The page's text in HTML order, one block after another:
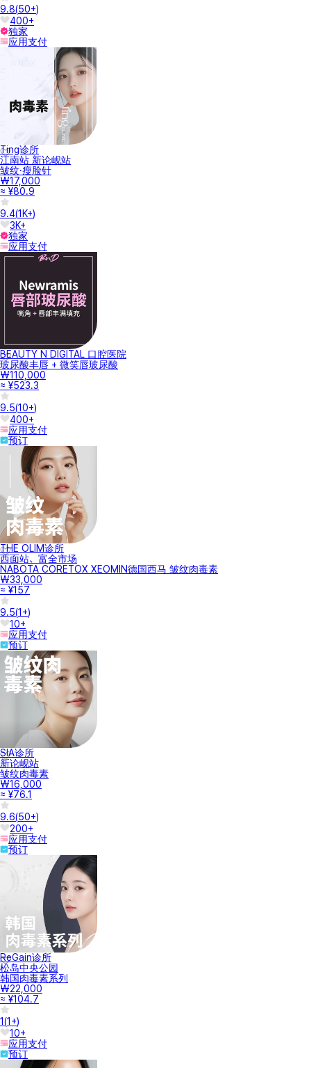
9.8(50+)
400+
独家
应用支付
Ting诊所
江南站 新论岘站
皱纹·瘦脸针
₩17,000
≈ ¥80.9
9.4(1K+)
3K+
独家
应用支付
BEAUTY N DIGITAL 口腔医院
玻尿酸丰唇 + 微笑唇玻尿酸
₩110,000
≈ ¥523.3
9.5(10+)
400+
应用支付
预订
THE OLIM诊所
西面站、富全市场
NABOTA CORETOX XEOMIN德国西马 皱纹肉毒素
₩33,000
≈ ¥157
9.5(1+)
10+
应用支付
预订
SIA诊所
新论岘站
皱纹肉毒素
₩16,000
≈ ¥76.1
9.6(50+)
200+
应用支付
预订
ReGain诊所
松岛中央公园
韩国肉毒素系列
₩22,000
≈ ¥104.7
1(1+)
10+
应用支付
预订